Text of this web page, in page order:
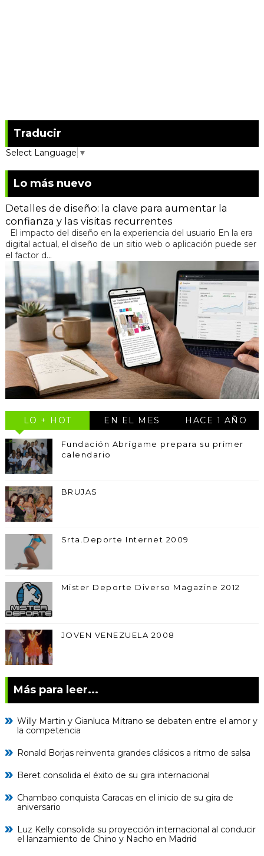
Traducir
Select Language ▼
Lo más nuevo
Detalles de diseño: la clave para aumentar la
confianza y las visitas recurrentes
El impacto del diseño en la experiencia del usuario En la era
digital actual, el diseño de un sitio web o aplicación puede ser
el factor d...
LO + HOT EN EL MES HACE 1 AÑO
Fundación Abrígame prepara su primer
calendario
BRUJAS
Srta.Deporte Internet 2009
Mister Deporte Diverso Magazine 2012
JOVEN VENEZUELA 2008
Más para leer...
Willy Martin y Gianluca Mitrano se debaten entre el amor y
la competencia
Ronald Borjas reinventa grandes clásicos a ritmo de salsa
Beret consolida el éxito de su gira internacional
Chambao conquista Caracas en el inicio de su gira de
aniversario
Luz Kelly consolida su proyección internacional al conducir
el lanzamiento de Chino y Nacho en Madrid